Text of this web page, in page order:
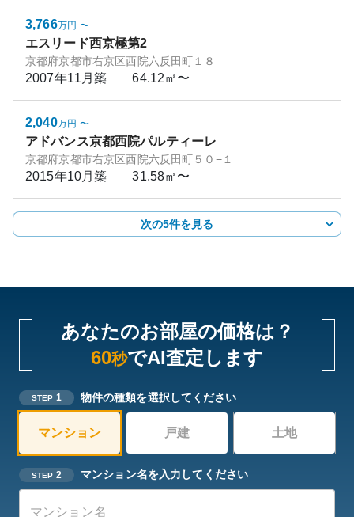
3,766万円 〜
エスリード西京極第2
京都府京都市右京区西院六反田町１８
2007年11月築 64.12㎡〜
2,040万円 〜
アドバンス京都西院パルティーレ
京都府京都市右京区西院六反田町５０−１
2015年10月築 31.58㎡〜
次の5件を見る
あなたのお部屋の価格は？
60秒でAI査定します
STEP 1 物件の種類を選択してください
マンション 戸建 土地
STEP 2 マンション名を入力してください